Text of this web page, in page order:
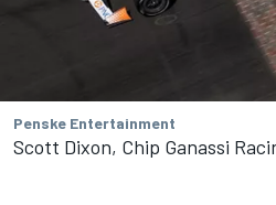
Penske Entertainment
Scott Dixon, Chip Ganassi